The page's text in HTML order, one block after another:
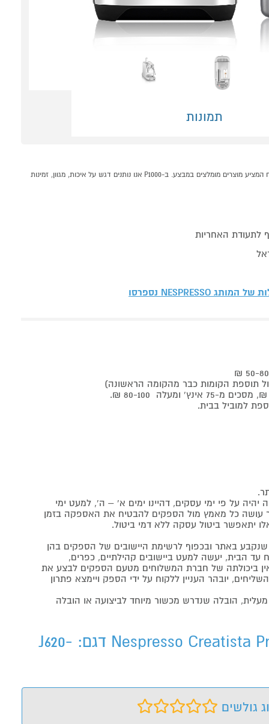
תמונות
מכונת קפה נספרסו (J620) Nespresso Creatista Pro קונים אונליין בקטגוריית מכונות קפה קפסולות במחלקת מכונות קפה ומוצריו בP1000 - אתר קניות ישראלי בטוח, משתלם ונוח המציע מוצרים מומלצים במבצע. ב-P1000 אנו נותנים דגש על איכות, מגוון, זמינות
לתעודת האחריות
של המותג NESPRESSO נספרסו
על פי ימי עסקים, דהיינו ימים א' – ה', למעט ימי
עושה כל מאמץ מול הספקים להבטיח את האספקה בזמן
יתאפשר ביטול עסקה ללא דמי ביטול.
באתר ובכפוף לרשימת היישובים של הספקים בהן
עד הבית, יעשה למעט ביישובים קהילתיים, כפרים,
ואין ביכולתה של חברת המשלוחים מטעם הספקים לבצע את
יובהר העניין ללקוח על ידי הספק ויימצא פתרון
הובלה שנדרש מכשור מיוחד לביצועה או הובלה
מכונת קפה נספרסו (J620) Nespresso Creatista Proמכונת קפה נספרסו (J620) Nespresso Creatista Pro דגם: J620-
גולשים